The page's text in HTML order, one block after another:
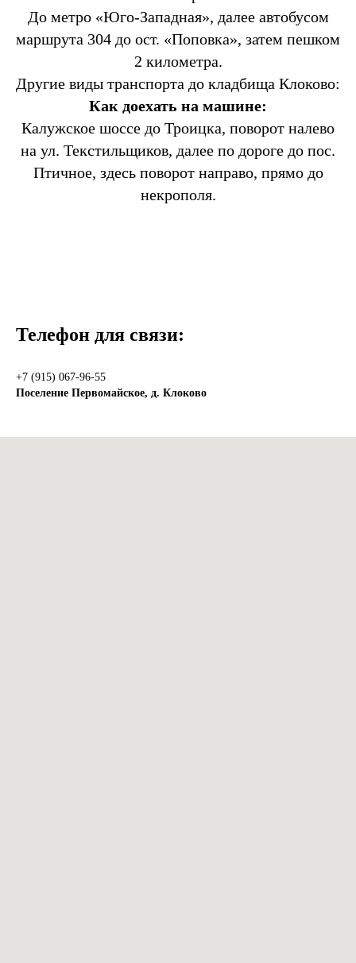
До метро «Юго-Западная», далее автобусом
маршрута 304 до ост. «Поповка», затем пешком
2 километра.
Другие виды транспорта до кладбища Клоково:
Как доехать на машине:
Калужское шоссе до Троицка, поворот налево
на ул. Текстильщиков, далее по дороге до пос.
Птичное, здесь поворот направо, прямо до
некрополя.
Телефон для связи:
+7 (915) 067-96-55
Поселение Первомайское, д. Клоково